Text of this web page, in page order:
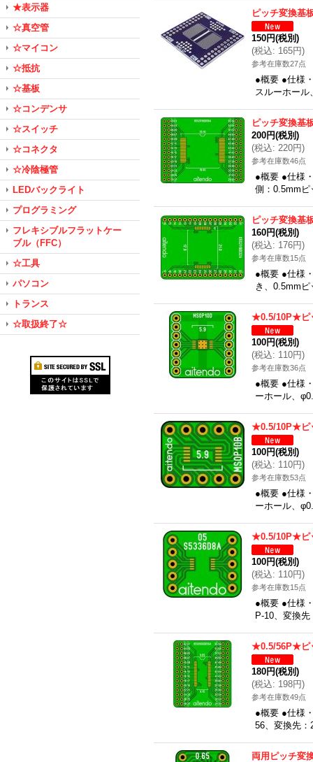
★表示器
☆真空管
☆マイコン
☆抵抗
☆基板
☆コンデンサ
☆スイッチ
☆コネクタ
☆冷陰極管
LEDバックライト
プログラミング
フレキシブルフラットケー
ブル（FFC）
☆工具
パソコン
トランス
☆取扱終了☆
ピッチ変換
150円(税別)
(税込: 165円)
参考在庫数27点
●概要 ●仕様
スルーホー
ピッチ変換基
200円(税別)
(税込: 220円)
参考在庫数46点
●概要 ●仕様
側：0.5mm
ピッチ変換基
160円(税別)
(税込: 176円)
参考在庫数15点
●概要 ●仕様
き、0.5mm
★0.5/10P★ピ
100円(税別)
(税込: 110円)
参考在庫数36点
●概要 ●仕様
ーホール、
★0.5/10P★ピ
100円(税別)
(税込: 110円)
参考在庫数53点
●概要 ●仕様
ーホール、
★0.5/10P★ピ
100円(税別)
(税込: 110円)
参考在庫数15点
●概要 ●仕様
P-10、変換
★0.5/56P★ピ
180円(税別)
(税込: 198円)
参考在庫数49点
●概要 ●仕様
56、変換先
両用ピッチ変